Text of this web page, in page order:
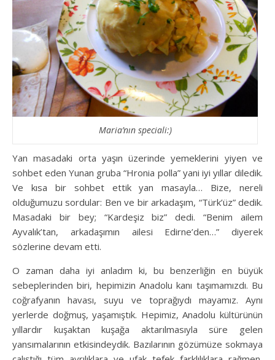
Maria’nın speciali:)
Yan masadaki orta yaşın üzerinde yemeklerini yiyen ve
sohbet eden Yunan gruba “Hronia polla” yani iyi yıllar diledik.
Ve kısa bir sohbet ettik yan masayla… Bize, nereli
olduğumuzu sordular: Ben ve bir arkadaşım, “Türk’üz” dedik.
Masadaki bir bey; “Kardeşiz biz” dedi. “Benim ailem
Ayvalık’tan, arkadaşımın ailesi Edirne’den…” diyerek
sözlerine devam etti.
O zaman daha iyi anladım ki, bu benzerliğin en büyük
sebeplerinden biri, hepimizin Anadolu kanı taşımamızdı. Bu
coğrafyanın havası, suyu ve toprağıydı mayamız. Aynı
yerlerde doğmuş, yaşamıştık. Hepimiz, Anadolu kültürünün
yıllardır kuşaktan kuşağa aktarılmasıyla süre gelen
yansımalarının etkisindeydik. Bazılarının gözümüze sokmaya